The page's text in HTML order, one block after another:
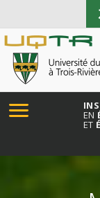
EN
ET